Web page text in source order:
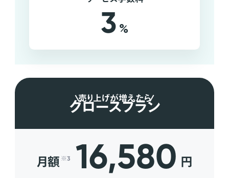
3 %
売り上げが増えたら
グロースプラン
月額 ※3 16,580 円